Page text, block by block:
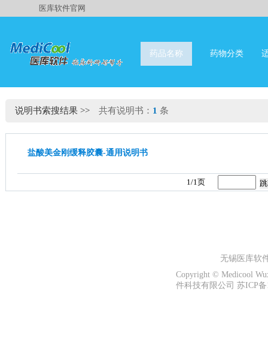
医库软件官网
药品名称 药物分类
说明书索搜结果 >> 共有说明书： 1 条
盐酸美金刚缓释胶囊-通用说明书
1/1页
无锡医库软
Copyright © Medicool
件科技有限公司 苏ICP备